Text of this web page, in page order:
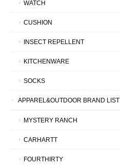
WATCH
CUSHION
INSECT REPELLENT
KITCHENWARE
SOCKS
APPAREL&OUTDOOR BRAND LIST
MYSTERY RANCH
CARHARTT
FOURTHIRTY